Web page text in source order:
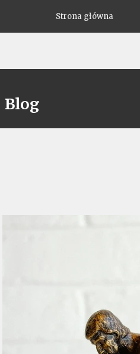
Strona główna
Blog